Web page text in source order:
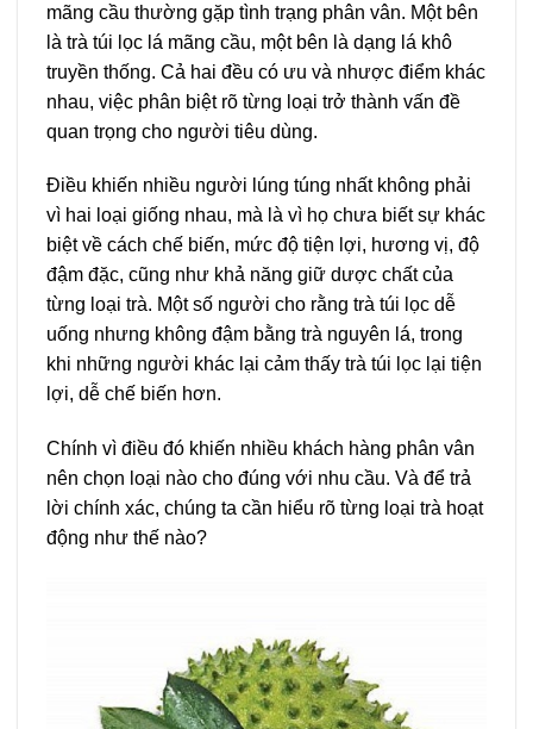
mãng cầu thường gặp tình trạng phân vân. Một bên
là trà túi lọc lá mãng cầu, một bên là dạng lá khô
truyền thống. Cả hai đều có ưu và nhược điểm khác
nhau, việc phân biệt rõ từng loại trở thành vấn đề
quan trọng cho người tiêu dùng.
Điều khiến nhiều người lúng túng nhất không phải
vì hai loại giống nhau, mà là vì họ chưa biết sự khác
biệt về cách chế biến, mức độ tiện lợi, hương vị, độ
đậm đặc, cũng như khả năng giữ dược chất của
từng loại trà. Một số người cho rằng trà túi lọc dễ
uống nhưng không đậm bằng trà nguyên lá, trong
khi những người khác lại cảm thấy trà túi lọc lại tiện
lợi, dễ chế biến hơn.
Chính vì điều đó khiến nhiều khách hàng phân vân
nên chọn loại nào cho đúng với nhu cầu. Và để trả
lời chính xác, chúng ta cần hiểu rõ từng loại trà hoạt
động như thế nào?